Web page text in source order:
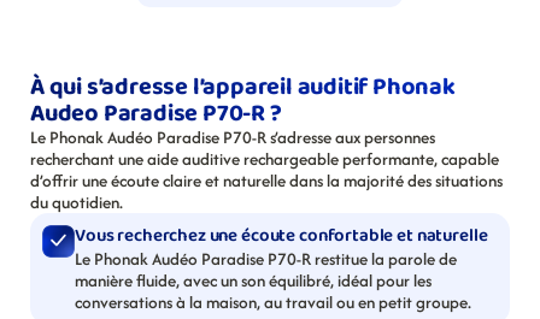
À qui s’adresse l’appareil auditif Phonak
Audeo Paradise P70-R ?
Le Phonak Audéo Paradise P70-R s’adresse aux personnes
recherchant une aide auditive rechargeable performante, capable
d’offrir une écoute claire et naturelle dans la majorité des situations
du quotidien.
Vous recherchez une écoute confortable et naturelle
Le Phonak Audéo Paradise P70-R restitue la parole de
manière fluide, avec un son équilibré, idéal pour les
conversations à la maison, au travail ou en petit groupe.